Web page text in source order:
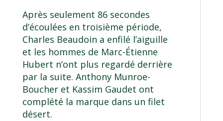
Après seulement 86 secondes
d’écoulées en troisième période,
Charles Beaudoin a enfilé l’aiguille
et les hommes de Marc-Étienne
Hubert n’ont plus regardé derrière
par la suite. Anthony Munroe-
Boucher et Kassim Gaudet ont
complété la marque dans un filet
désert.